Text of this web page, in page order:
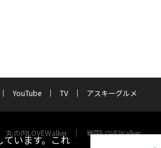
YouTube TV アスキーグルメ
丸の内LOVEWalker
戦国LOVEWalker
ています。これ